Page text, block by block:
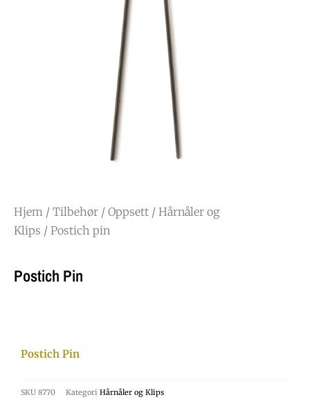
Hjem / Tilbehør / Oppsett / Hårnåler og
Klips / Postich pin
Postich Pin
Postich Pin
SKU 8770 Kategori Hårnåler og Klips